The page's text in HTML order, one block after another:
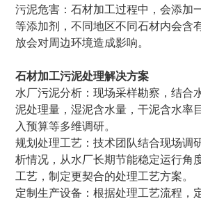
污泥危害：石材加工过程中，会添加
等添加剂，不同地区不同石材内会含
放会对周边环境造成影响。
石材加工污泥处理解决方案
水厂污泥分析：现场采样勘察，结合
泥处理量，湿泥含水量，干泥含水率
入预算等多维调研。
规划处理工艺：技术团队结合现场调
析情况，从水厂长期节能稳定运行角
工艺，制定更契合的处理工艺方案。
定制生产设备：根据处理工艺流程，